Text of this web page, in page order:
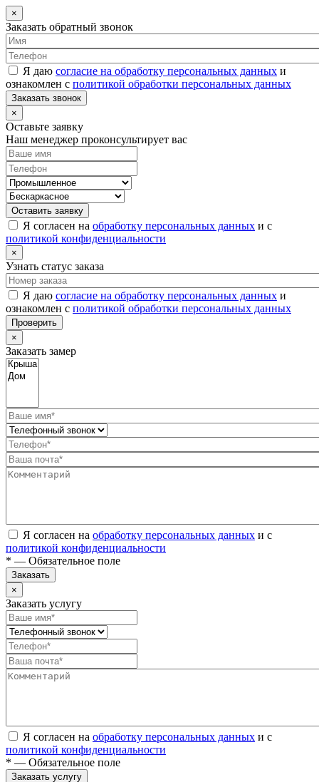
×
Заказать обратный звонок
Я даю согласие на обработку персональных данных и
ознакомлен с политикой обработки персональных данных
Заказать звонок
×
Оставьте заявку
Наш менеджер проконсультирует вас
Оставить заявку
Я согласен на обработку персональных данных и с
политикой конфиденциальности
×
Узнать статус заказа
Я даю согласие на обработку персональных данных и
ознакомлен с политикой обработки персональных данных
Проверить
×
Заказать замер
Я согласен на обработку персональных данных и с
политикой конфиденциальности
* — Обязательное поле
Заказать
×
Заказать услугу
Я согласен на обработку персональных данных и с
политикой конфиденциальности
* — Обязательное поле
Заказать услугу